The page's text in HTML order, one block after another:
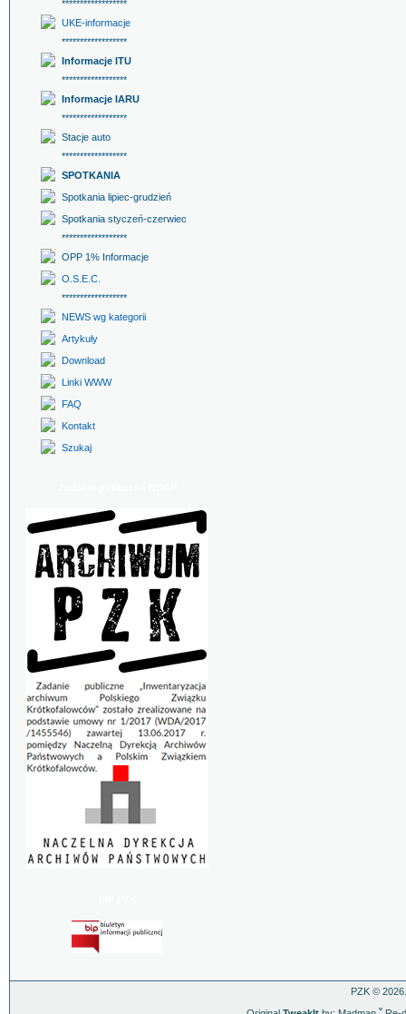
******************
UKE-informacje
******************
Informacje ITU
******************
Informacje IARU
******************
Stacje auto
******************
SPOTKANIA
Spotkania lipiec-grudzień
Spotkania styczeń-czerwiec
******************
OPP 1% Informacje
O.S.E.C.
******************
NEWS wg kategorii
Artykuły
Download
Linki WWW
FAQ
Kontakt
Szukaj
PZK ©